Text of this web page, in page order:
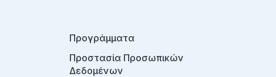
Προγράμματα
Προστασία Προσωπικών
Δεδομένων